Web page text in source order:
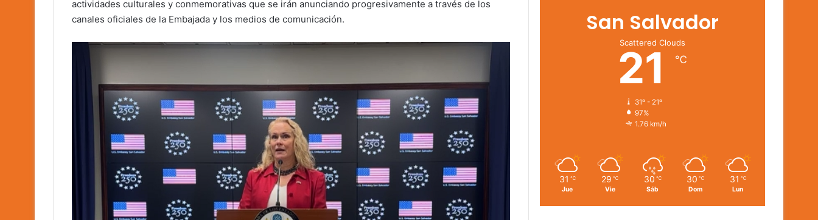
actividades culturales y conmemorativas que se irán anunciando progresivamente a través de los
canales oficiales de la Embajada y los medios de comunicación.
San Salvador
Scattered Clouds
21 ℃
31º - 21º
97%
1.76 km/h
31 ℃
Jue
29 ℃
Vie
30 ℃
Sáb
30 ℃
Dom
31 ℃
Lun